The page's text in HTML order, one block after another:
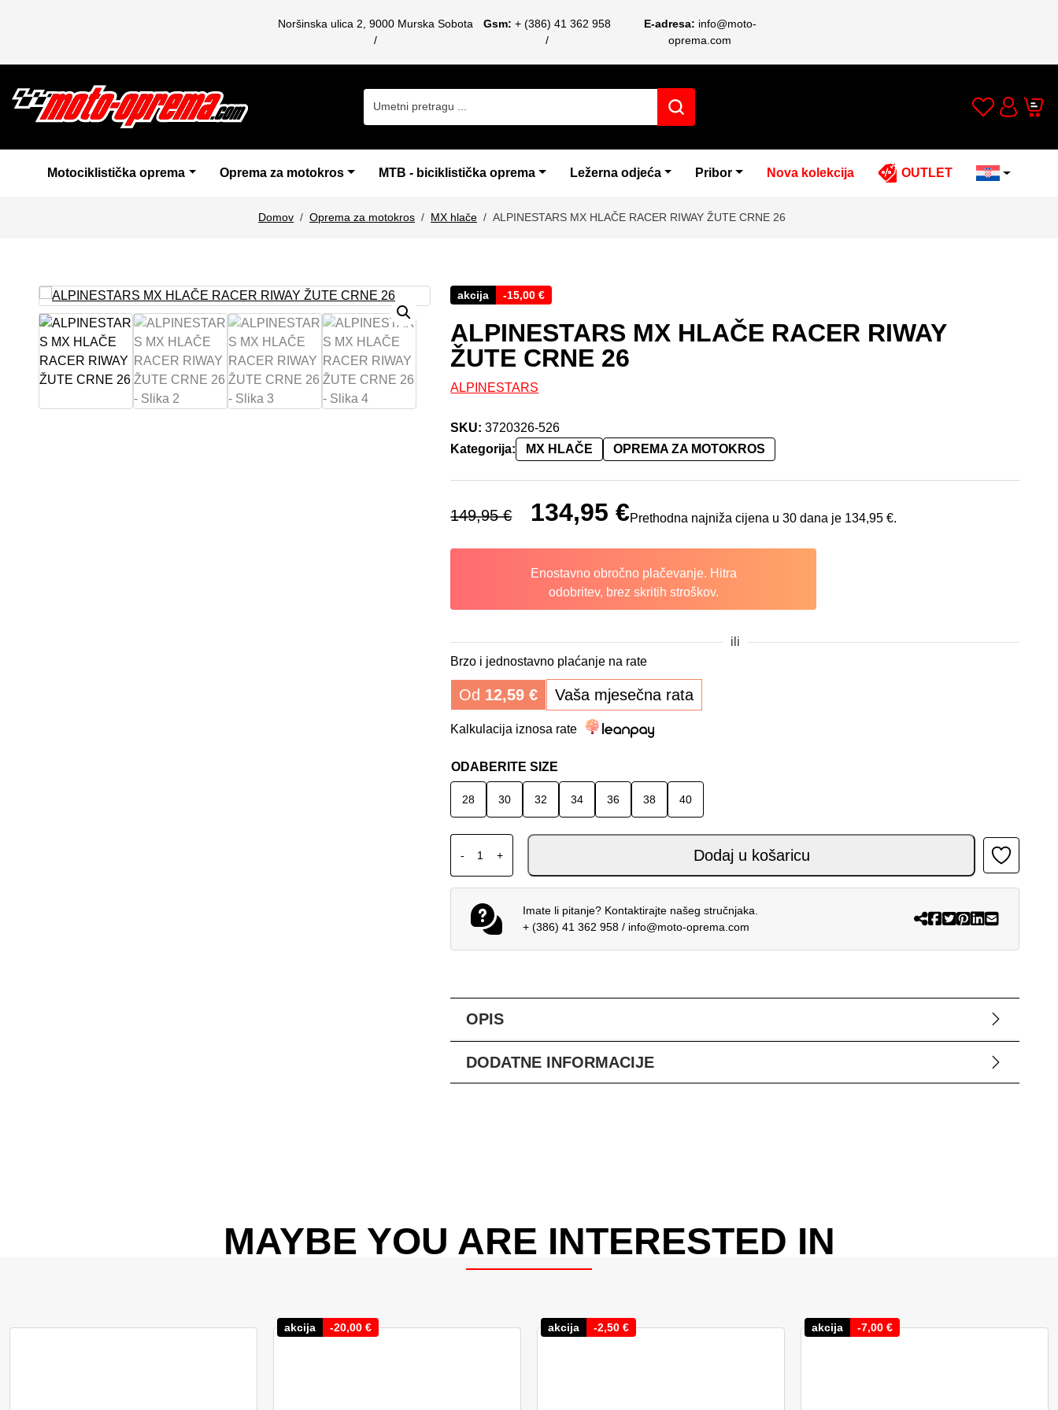
Noršinska ulica 2, 9000 Murska Sobota Gsm: + (386) 41 362 958 E-adresa: info@moto-
oprema.com
Wishlist
Cart
Motociklistička oprema Oprema za motokros MTB - biciklistička oprema Ležerna odjeća Pribor Nova kolekcija OUTLET
Domov Oprema za motokros MX hlače ALPINESTARS MX HLAČE RACER RIWAY ŽUTE CRNE 26
akcija -15,00€
ALPINESTARS MX HLAČE RACER RIWAY
ŽUTE CRNE 26
ALPINESTARS
SKU:3720326-526
Kategorija:
MX HLAČE OPREMA ZA MOTOKROS
149,95€
Izvorna cijena bila je: 149,95 €.
134,95€Prethodna najniža cijena u 30 dana je 134,95€.
Enostavno obročno plačevanje. Hitra
odobritev, brez skritih stroškov.
ili
Brzo i jednostavno plaćanje na rate
Od 12,59€ Vaša mjesečna rata
Kalkulacija iznosa rate
ODABERITE SIZE
28 30 32 34 36 38 40
-
ALPINESTARS MX HLAČE RACER RIWAY ŽUTE CRNE 26 količina
+ Dodaj u košaricu
Imate li pitanje? Kontaktirajte našeg stručnjaka.
+ (386) 41 362 958 / info@moto-oprema.com
OPIS
DODATNE INFORMACIJE
MAYBE YOU ARE INTERESTED IN
akcija -20,00 € akcija -2,50 € akcija -7,00 €